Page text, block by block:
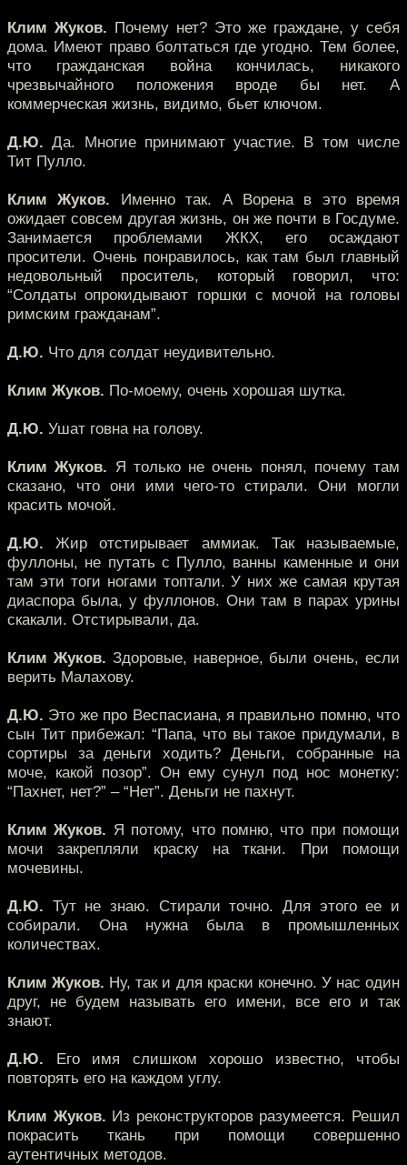
Клим Жуков. Почему нет? Это же граждане, у себя
дома. Имеют право болтаться где угодно. Тем более,
что гражданская война кончилась, никакого
чрезвычайного положения вроде бы нет. А
коммерческая жизнь, видимо, бьет ключом.
Д.Ю. Да. Многие принимают участие. В том числе
Тит Пулло.
Клим Жуков. Именно так. А Ворена в это время
ожидает совсем другая жизнь, он же почти в Госдуме.
Занимается проблемами ЖКХ, его осаждают
просители. Очень понравилось, как там был главный
недовольный проситель, который говорил, что:
“Солдаты опрокидывают горшки с мочой на головы
римским гражданам”.
Д.Ю. Что для солдат неудивительно.
Клим Жуков. По-моему, очень хорошая шутка.
Д.Ю. Ушат говна на голову.
Клим Жуков. Я только не очень понял, почему там
сказано, что они ими чего-то стирали. Они могли
красить мочой.
Д.Ю. Жир отстирывает аммиак. Так называемые,
фуллоны, не путать с Пулло, ванны каменные и они
там эти тоги ногами топтали. У них же самая крутая
диаспора была, у фуллонов. Они там в парах урины
скакали. Отстирывали, да.
Клим Жуков. Здоровые, наверное, были очень, если
верить Малахову.
Д.Ю. Это же про Веспасиана, я правильно помню, что
сын Тит прибежал: “Папа, что вы такое придумали, в
сортиры за деньги ходить? Деньги, собранные на
моче, какой позор”. Он ему сунул под нос монетку:
“Пахнет, нет?” – “Нет”. Деньги не пахнут.
Клим Жуков. Я потому, что помню, что при помощи
мочи закрепляли краску на ткани. При помощи
мочевины.
Д.Ю. Тут не знаю. Стирали точно. Для этого ее и
собирали. Она нужна была в промышленных
количествах.
Клим Жуков. Ну, так и для краски конечно. У нас один
друг, не будем называть его имени, все его и так
знают.
Д.Ю. Его имя слишком хорошо известно, чтобы
повторять его на каждом углу.
Клим Жуков. Из реконструкторов разумеется. Решил
покрасить ткань при помощи совершенно
аутентичных методов.